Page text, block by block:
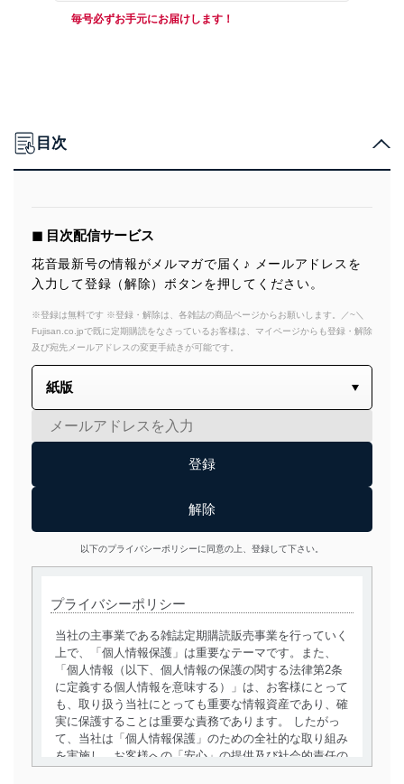
毎号必ずお手元にお届けします！
目次
◼︎ 目次配信サービス
花音最新号の情報がメルマガで届く♪ メールアドレスを
入力して登録（解除）ボタンを押してください。
※登録は無料です ※登録・解除は、各雑誌の商品ページからお願いします。／~＼
Fujisan.co.jpで既に定期購読をなさっているお客様は、マイページからも登録・解除
及び宛先メールアドレスの変更手続きが可能です。
以下のプライバシーポリシーに同意の上、登録して下さい。
プライバシーポリシー
当社の主事業である雑誌定期購読販売事業を行っていく
上で、「個人情報保護」は重要なテーマです。また、
「個人情報（以下、個人情報の保護の関する法律第2条
に定義する個人情報を意味する）」は、お客様にとって
も、取り扱う当社にとっても重要な情報資産であり、確
実に保護することは重要な責務であります。 したがっ
て、当社は「個人情報保護」のための全社的な取り組み
を実施し、お客様への「安心」の提供及び社会的責任の